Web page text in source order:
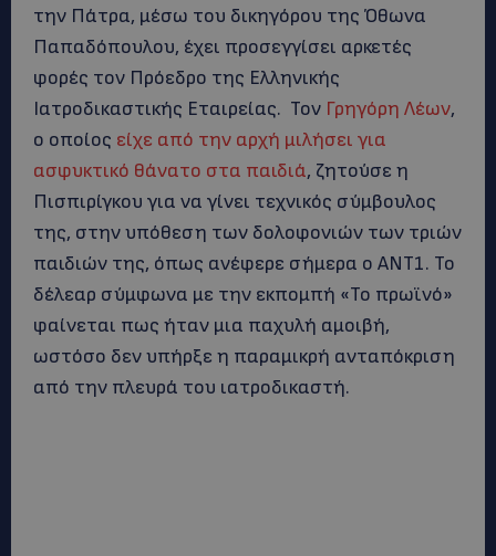
την Πάτρα, μέσω του δικηγόρου της Όθωνα
Παπαδόπουλου, έχει προσεγγίσει αρκετές
φορές τον Πρόεδρο της Ελληνικής
Ιατροδικαστικής Εταιρείας. Τον Γρηγόρη Λέων,
ο οποίος είχε από την αρχή μιλήσει για
ασφυκτικό θάνατο στα παιδιά, ζητούσε η
Πισπιρίγκου για να γίνει τεχνικός σύμβουλος
της, στην υπόθεση των δολοφονιών των τριών
παιδιών της, όπως ανέφερε σήμερα ο ΑΝΤ1. Το
δέλεαρ σύμφωνα με την εκπομπή «Το πρωϊνό»
φαίνεται πως ήταν μια παχυλή αμοιβή,
ωστόσο δεν υπήρξε η παραμικρή ανταπόκριση
από την πλευρά του ιατροδικαστή.